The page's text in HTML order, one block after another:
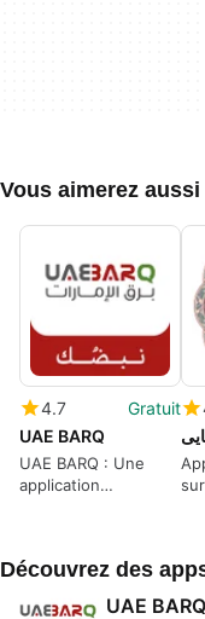
Vous aimerez aussi
4.7
Gratuit
UAE BARQ
UAE BARQ : Une
application
Découvrez des
UAE BARQ